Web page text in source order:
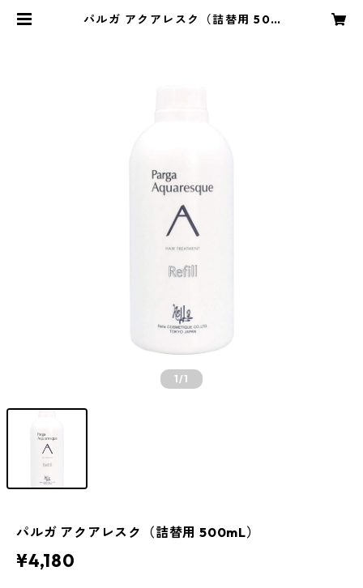
パルガ アクアレスク（詰替用 500
1/1
パルガ アクアレスク（詰替用 500mL）
¥4,180